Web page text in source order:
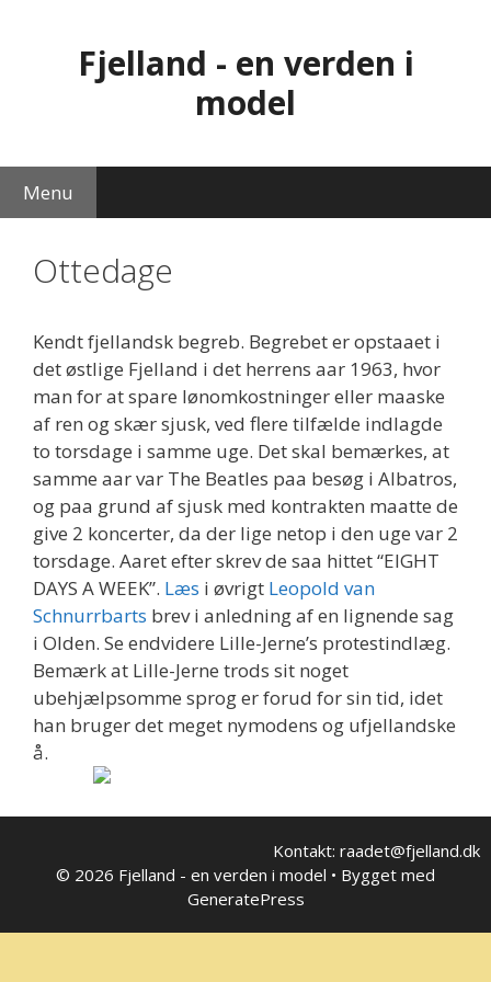
Fjelland - en verden i
model
Menu
Ottedage
Kendt fjellandsk begreb. Begrebet er opstaaet i
det østlige Fjelland i det herrens aar 1963, hvor
man for at spare lønomkostninger eller maaske
af ren og skær sjusk, ved flere tilfælde indlagde
to torsdage i samme uge. Det skal bemærkes, at
samme aar var The Beatles paa besøg i Albatros,
og paa grund af sjusk med kontrakten maatte de
give 2 koncerter, da der lige netop i den uge var 2
torsdage. Aaret efter skrev de saa hittet “EIGHT
DAYS A WEEK”. Læs i øvrigt Leopold van
Schnurrbarts brev i anledning af en lignende sag
i Olden. Se endvidere Lille-Jerne’s protestindlæg.
Bemærk at Lille-Jerne trods sit noget
ubehjælpsomme sprog er forud for sin tid, idet
han bruger det meget nymodens og ufjellandske
å.
Kontakt: raadet@fjelland.dk
© 2026 Fjelland - en verden i model • Bygget med
GeneratePress